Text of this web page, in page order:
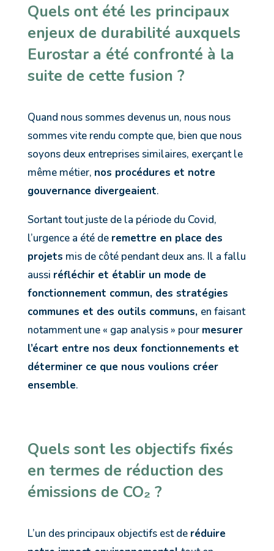
Quels ont été les principaux
enjeux de durabilité auxquels
Eurostar a été confronté à la
suite de cette fusion ?
Quand nous sommes devenus un, nous nous
sommes vite rendu compte que, bien que nous
soyons deux entreprises similaires, exerçant le
même métier, nos procédures et notre
gouvernance divergeaient.
Sortant tout juste de la période du Covid,
l’urgence a été de remettre en place des
projets mis de côté pendant deux ans. Il a fallu
aussi réfléchir et établir un mode de
fonctionnement commun, des stratégies
communes et des outils communs, en faisant
notamment une « gap analysis » pour mesurer
l’écart entre nos deux fonctionnements et
déterminer ce que nous voulions créer
ensemble.
Quels sont les objectifs fixés
en termes de réduction des
émissions de CO₂ ?
L’un des principaux objectifs est de réduire